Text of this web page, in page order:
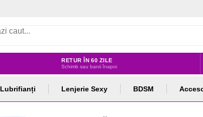
RETUR ÎN 60 ZILE
Schimb sau banii înapoi
Lubrifianți Lenjerie Sexy BDSM